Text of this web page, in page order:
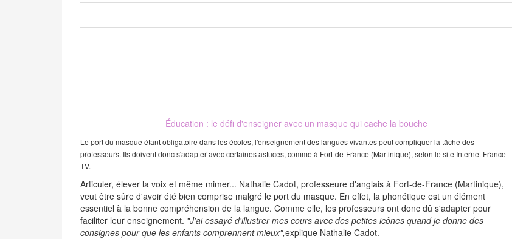
Éducation : le défi d'enseigner avec un masque qui cache la bouche
Le port du masque étant obligatoire dans les écoles, l'enseignement des langues vivantes peut compliquer la tâche des
professeurs. Ils doivent donc s'adapter avec certaines astuces, comme à Fort-de-France (Martinique), selon le site Internet France
TV.
Articuler, élever la voix et même mimer... Nathalie Cadot, professeure d'anglais à Fort-de-France (Martinique),
veut être sûre d'avoir été bien comprise malgré le port du masque. En effet, la phonétique est un élément
essentiel à la bonne compréhension de la langue. Comme elle, les professeurs ont donc dû s'adapter pour
faciliter leur enseignement. "J'ai essayé d'illustrer mes cours avec des petites icônes quand je donne des
consignes pour que les enfants comprennent mieux",explique Nathalie Cadot.